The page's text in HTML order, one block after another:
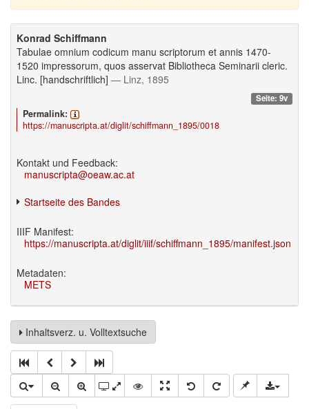
Konrad Schiffmann
Tabulae omnium codicum manu scriptorum et annis 1470-
1520 impressorum, quos asservat Bibliotheca Seminarii cleric.
Linc. [handschriftlich] — Linz, 1895
Seite: 9v
Permalink:
https://manuscripta.at/diglit/schiffmann_1895/0018
Kontakt und Feedback:
manuscripta@oeaw.ac.at
Startseite des Bandes
IIIF Manifest:
https://manuscripta.at/diglit/iiif/schiffmann_1895/manifest.json
Metadaten:
METS
Inhaltsverz. u. Volltextsuche